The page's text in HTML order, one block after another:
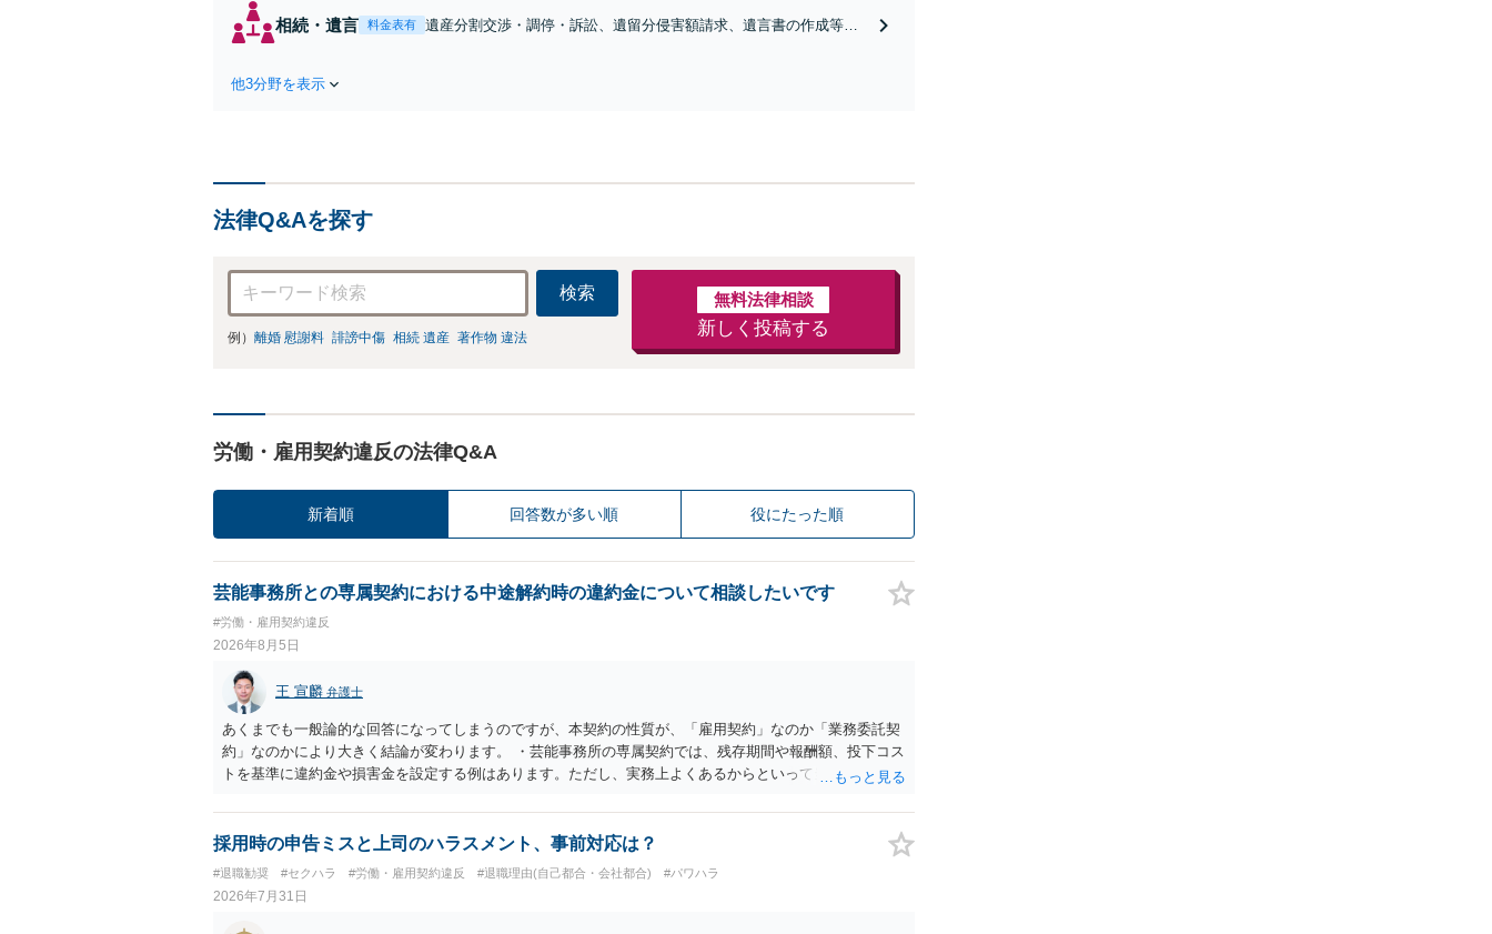
相続・遺言 料金表有
遺産分割交渉・調停・訴訟、遺留分侵害額請求、遺言書の作成等相
他3分野を表示
法律Q&Aを探す
検索
例） 離婚 慰謝料 誹謗中傷 相続 遺産 著作物 違法
無料法律相談
新しく投稿する
労働・雇用契約違反の法律Q&A
新着順 回答数が多い順 役にたった順
芸能事務所との専属契約における中途解約時の違約金について相談したいです
#労働・雇用契約違反
2026年8月5日
王 宣麟 弁護士
あくまでも一般論的な回答になってしまうのですが、本契約の性質が、「雇用契約」なのか「業務委託契
約」なのかにより大きく結論が変わります。 ・芸能事務所の専属契約では、残存期間や報酬額、投下コス
トを基準に違約金や損害金を設定する例はあります。ただし、実務上よくあるからといって当然に適法と
になるわけではありません。契約が労働契約に近い実態なら労基法16条で無効となる余地があり、そうで
なくても、金額が事務所の損害と比べて過大なら無効や減額が争点になります。 ・契約前の修正交渉は一
ではなく「合理的な実費・未回収費用のみ」に限定する、などが典型です。 ・弁護士に契約前に契約書の
内容をレビューしてもらう価値は十分にあると思われます。 争点は、契約類型が雇用か業務委託か、実態
として労働者性があるか、解除事由が双方にどう定められているか、違約金の算定根拠が合理的か、とい
採用時の申告ミスと上司のハラスメント、事前対応は？
#退職勧奨 #セクハラ #労働・雇用契約違反 #退職理由(自己都合・会社都合) #パワハラ
2026年7月31日